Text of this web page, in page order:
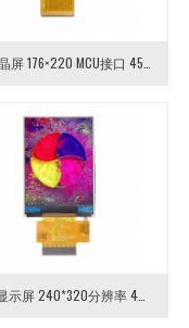
2寸液晶屏 176×220 MCU接口 45pin TFT-LCD液晶模组
2.4寸显示屏 240*320分辨率 40pin MCU接口 2.4寸TFT LCD液晶模块